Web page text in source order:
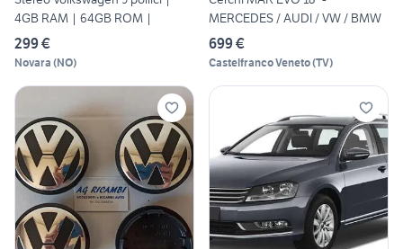
4GB RAM | 64GB ROM |
299 €
Novara (NO)
MERCEDES / AUDI / VW / BMW
699 €
Castelfranco Veneto(TV)